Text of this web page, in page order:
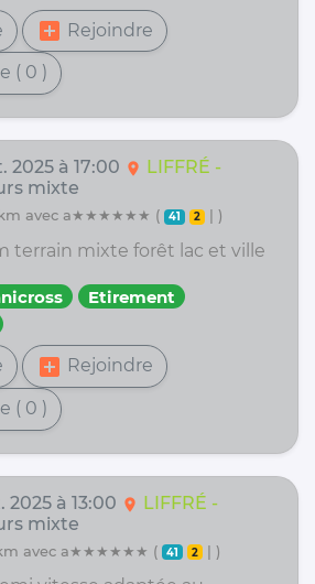
add_box Rejoindre
( 0 )
2025 à 17:00 location_on
LIFFRÉ -
mixte
km avec a★★★★★★ ( 41 2 | )
terrain mixte forêt lac et ville
Etirement
add_box Rejoindre
( 0 )
2025 à 13:00 location_on LIFFRÉ -
mixte
km avec a★★★★★★ ( 41 2 | )